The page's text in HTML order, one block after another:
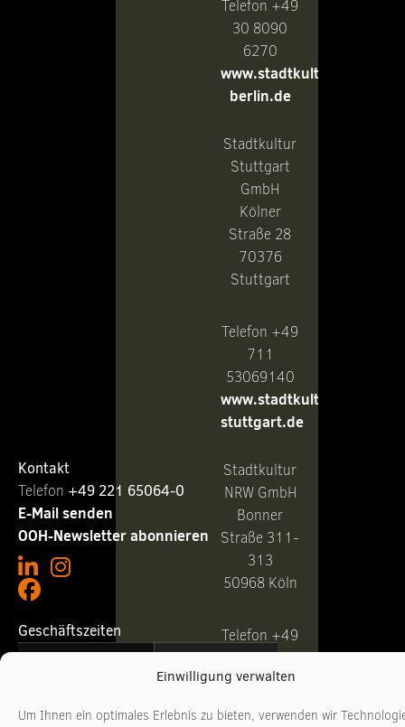
Einwilligung verwalten
Um Ihnen ein optimales Erlebnis zu bieten, verwenden wir
Kontakt
Telefon ‭ +49 221 65064-0
E-Mail senden
OOH-Newsletter abonnieren
Geschäftszeiten
Telefon +49
30 8090
6270
www.stadtkultur-
berlin.de
Stadtkultur
Stuttgart
GmbH
Kölner
Straße 28
70376
Stuttgart
Telefon +49
711
53069140
www.stadtkultur-
stuttgart.de
Stadtkultur
NRW GmbH
Bonner
Straße 311-
313
50968 Köln
Telefon +49
221
3481017